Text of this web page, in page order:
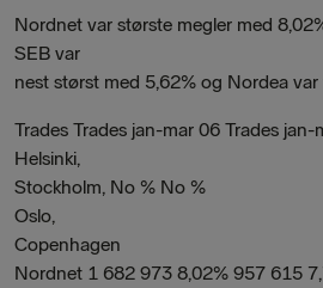
Nordnet var største megler med
SEB var
nest størst med 5,62% og Nordea
Trades Trades jan-mar 06 Trades jan-
Helsinki,
Stockholm, No % No %
Oslo,
Copenhagen
Nordnet 1 682 973 8,02% 957 615